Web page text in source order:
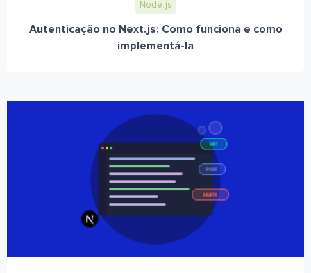
Node.js
Autenticação no Next.js: Como funciona e como
implementá-la